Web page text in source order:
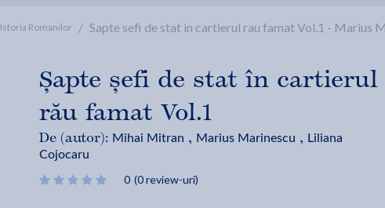
Istoria Romanilor / Sapte sefi de stat in cartierul rau famat Vol.1 - Marius
Șapte șefi de stat în cartierul
rău famat Vol.1
De (autor): Mihai Mitran , Marius Marinescu , Liliana
Cojocaru
0 (0 review-uri)